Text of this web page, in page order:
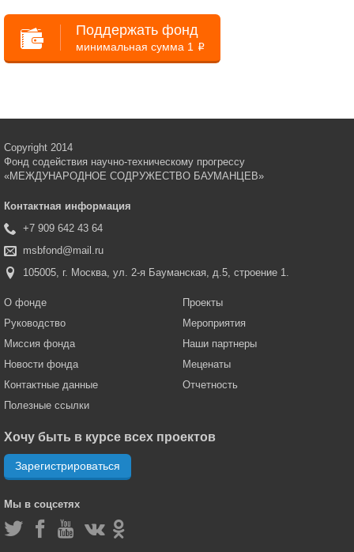
Поддержать фонд
минимальная сумма 1 i
Copyright 2014
Фонд содействия научно-техническому прогрессу
«МЕЖДУНАРОДНОЕ СОДРУЖЕСТВО БАУМАНЦЕВ»
Контактная информация
+7 909 642 43 64
msbfond@mail.ru
105005, г. Москва, ул. 2-я Бауманская, д.5, строение 1.
О фонде
Руководство
Миссия фонда
Новости фонда
Контактные данные
Полезные ссылки
Проекты
Мероприятия
Наши партнеры
Меценаты
Отчетность
Хочу быть в курсе всех проектов
Зарегистрироваться
Мы в соцсетях